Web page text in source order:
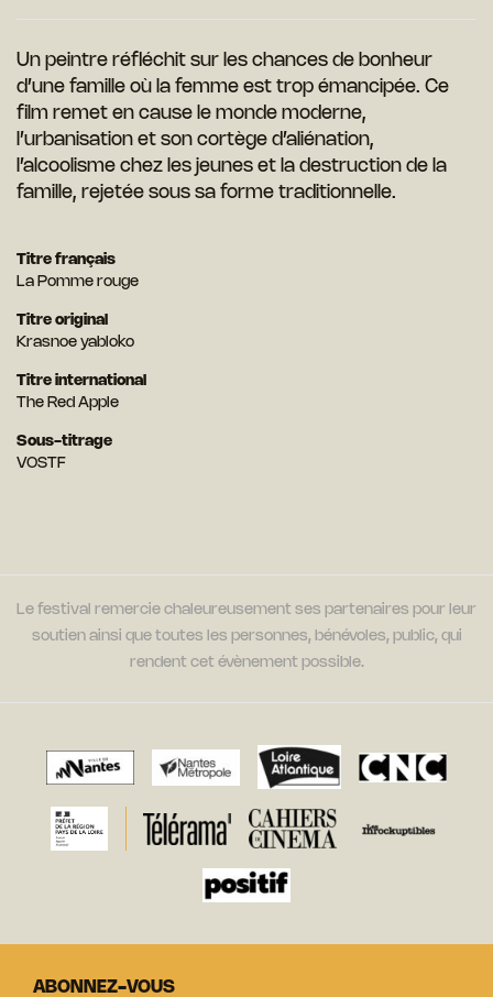
Un peintre réfléchit sur les chances de bonheur
d’une famille où la femme est trop émancipée. Ce
film remet en cause le monde moderne,
l’urbanisation et son cortège d’aliénation,
l’alcoolisme chez les jeunes et la destruction de la
famille, rejetée sous sa forme traditionnelle.
Titre français
La Pomme rouge
Titre original
Krasnoe yabloko
Titre international
The Red Apple
Sous-titrage
VOSTF
Le festival remercie chaleureusement ses partenaires pour leur
soutien ainsi que toutes les personnes, bénévoles, public, qui
rendent cet évènement possible.
ABONNEZ-VOUS